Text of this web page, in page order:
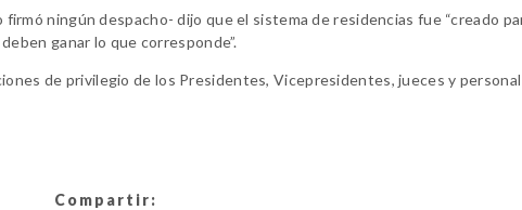
ningún despacho- dijo que el sistema de residencias fue “creado
ganar lo que corresponde”.
de privilegio de los Presidentes, Vicepresidentes, jueces y personal
Compartir: